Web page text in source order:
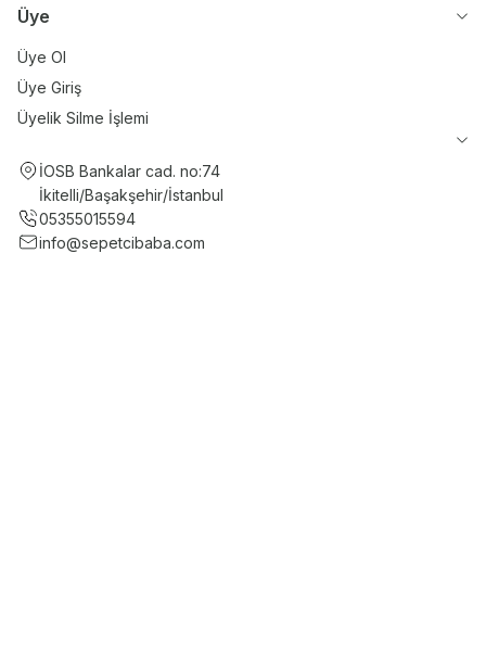
Üye
Üye Ol
Üye Giriş
Üyelik Silme İşlemi
İOSB Bankalar cad. no:74
İkitelli/Başakşehir/İstanbul
05355015594
info@sepetcibaba.com